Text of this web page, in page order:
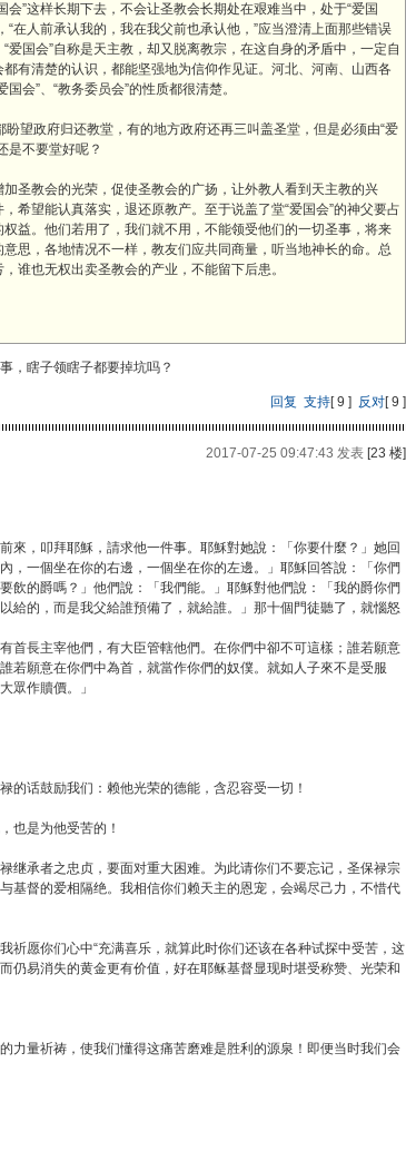
”这样长期下去，不会让圣教会长期处在艰难当中，处于“爱国
“在人前承认我的，我在我父前也承认他，”应当澄清上面那些错误
爱国会”自称是天主教，却又脱离教宗，在这自身的矛盾中，一定自
有清楚的认识，都能坚强地为信仰作见证。河北、河南、山西各
会”、“教务委员会”的性质都很清楚。
望政府归还教堂，有的地方政府还再三叫盖圣堂，但是必须由“爱
是不要堂好呢？
圣教会的光荣，促使圣教会的广扬，让外教人看到天主教的兴
希望能认真落实，退还原教产。至于说盖了堂“爱国会”的神父要占
益。他们若用了，我们就不用，不能领受他们的一切圣事，将来
思，各地情况不一样，教友们应共同商量，听当地神长的命。总
谁也无权出卖圣教会的产业，不能留下后患。
，瞎子领瞎子都要掉坑吗？
回复 支持[9 ] 反对[9 ]
2017-07-25 09:47:43 发表[23 楼]
來，叩拜耶穌，請求他一件事。耶穌對她說：「你要什麼？」她回
，一個坐在你的右邊，一個坐在你的左邊。」耶穌回答說：「你們
飲的爵嗎？」他們說：「我們能。」耶穌對他們說：「我的爵你們
給的，而是我父給誰預備了，就給誰。」那十個門徒聽了，就惱怒
首長主宰他們，有大臣管轄他們。在你們中卻不可這樣；誰若願意
若願意在你們中為首，就當作你們的奴僕。就如人子來不是受服
眾作贖價。」
的话鼓励我们：赖他光荣的德能，含忍容受一切！
也是为他受苦的！
继承者之忠贞，要面对重大困难。为此请你们不要忘记，圣保禄宗
基督的爱相隔绝。我相信你们赖天主的恩宠，会竭尽己力，不惜代
祈愿你们心中“充满喜乐，就算此时你们还该在各种试探中受苦，这
仍易消失的黄金更有价值，好在耶稣基督显现时堪受称赞、光荣和
力量祈祷，使我们懂得这痛苦磨难是胜利的源泉！即便当时我们会